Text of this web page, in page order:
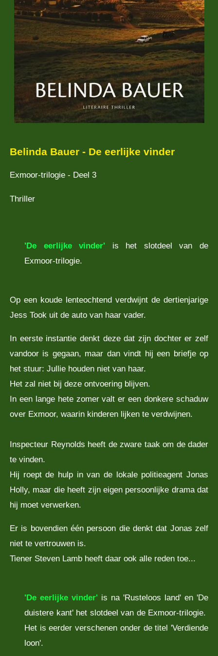
Belinda Bauer - De eerlijke vinder
Exmoor-trilogie - Deel 3
Thriller
'De eerlijke vinder' is het slotdeel van de
Exmoor-trilogie.
Op een koude lenteochtend verdwijnt de dertienjarige
Jess Took uit de auto van haar vader.
In eerste instantie denkt deze dat zijn dochter er zelf
vandoor is gegaan, maar dan vindt hij een briefje op
het stuur: Jullie houden niet van haar.
Het zal niet bij deze ontvoering blijven.
In een lange hete zomer valt er een donkere schaduw
over Exmoor, waarin kinderen lijken te verdwijnen.
Inspecteur Reynolds heeft de zware taak om de dader
te vinden.
Hij roept de hulp in van de lokale politieagent Jonas
Holly, maar die heeft zijn eigen persoonlijke drama dat
hij moet verwerken.
Er is bovendien één persoon die denkt dat Jonas zelf
niet te vertrouwen is.
Tiener Steven Lamb heeft daar ook alle reden toe...
'De eerlijke vinder' is na 'Rusteloos land' en 'De
duistere kant' het slotdeel van de Exmoor-trilogie.
Het is eerder verschenen onder de titel 'Verdiende
loon'.